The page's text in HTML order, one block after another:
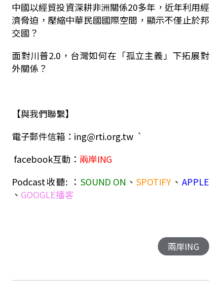
中國以經貿投資深耕非洲關係20多年，近年利用經
濟脅迫，壓縮中華民國國際空間，顯示不僅止於邦
交國？
面對川普2.0，台灣如何在「孤立主義」下拓展對
外關係？
【與我們聯繫】
電子郵件信箱：ing@rti.org.tw `
facebook互動： 兩岸ING
Podcast收聽: ： SOUND ON 、SPOTIFY 、APPLE
、 GOOGLE播客
兩岸ING